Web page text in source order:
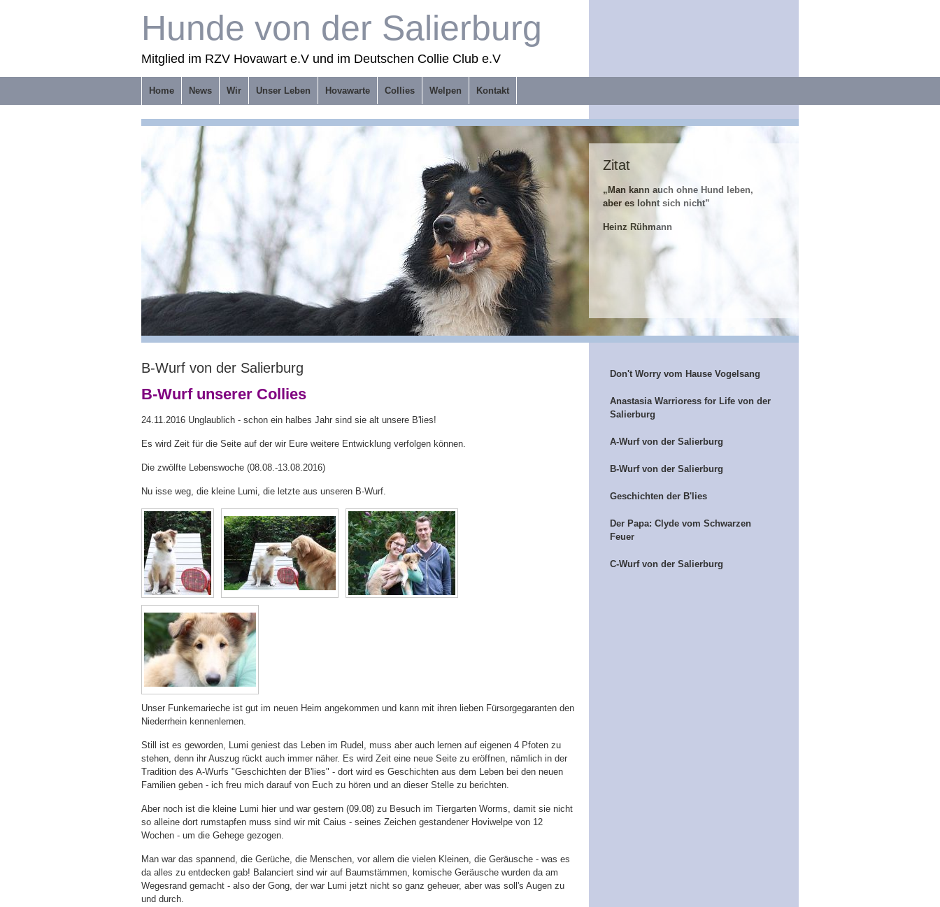
Hunde von der Salierburg
Mitglied im RZV Hovawart e.V und im Deutschen Collie Club e.V
Home News Wir Unser Leben Hovawarte Collies Welpen Kontakt
Zitat
„Man kann auch ohne Hund leben,
aber es lohnt sich nicht”
Heinz Rühmann
B-Wurf von der Salierburg
B-Wurf unserer Collies
24.11.2016 Unglaublich - schon ein halbes Jahr sind sie alt unsere B'lies!
Es wird Zeit für die Seite auf der wir Eure weitere Entwicklung verfolgen können.
Die zwölfte Lebenswoche (08.08.-13.08.2016)
Nu isse weg, die kleine Lumi, die letzte aus unseren B-Wurf.
Unser Funkemarieche ist gut im neuen Heim angekommen und kann mit ihren lieben Fürsorgegaranten den
Niederrhein kennenlernen.
Still ist es geworden, Lumi geniest das Leben im Rudel, muss aber auch lernen auf eigenen 4 Pfoten zu
stehen, denn ihr Auszug rückt auch immer näher. Es wird Zeit eine neue Seite zu eröffnen, nämlich in der
Tradition des A-Wurfs "Geschichten der B'lies" - dort wird es Geschichten aus dem Leben bei den neuen
Familien geben - ich freu mich darauf von Euch zu hören und an dieser Stelle zu berichten.
Aber noch ist die kleine Lumi hier und war gestern (09.08) zu Besuch im Tiergarten Worms, damit sie nicht
so alleine dort rumstapfen muss sind wir mit Caius - seines Zeichen gestandener Hoviwelpe von 12
Wochen - um die Gehege gezogen.
Man war das spannend, die Gerüche, die Menschen, vor allem die vielen Kleinen, die Geräusche - was es
da alles zu entdecken gab! Balanciert sind wir auf Baumstämmen, komische Geräusche wurden da am
Wegesrand gemacht - also der Gong, der war Lumi jetzt nicht so ganz geheuer, aber was soll's Augen zu
und durch.
Don't Worry vom Hause Vogelsang
Anastasia Warrioress for Life von der
Salierburg
A-Wurf von der Salierburg
B-Wurf von der Salierburg
Geschichten der B'lies
Der Papa: Clyde vom Schwarzen
Feuer
C-Wurf von der Salierburg